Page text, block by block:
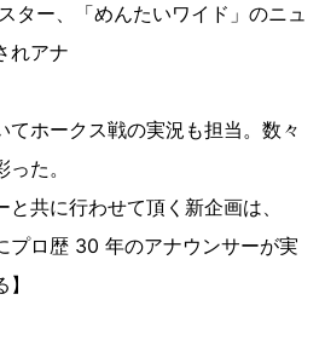
ター、「めんたいワイド」のニュ
れアナ
てホークス戦の実況も担当。数々
た。
共に行わせて頂く新企画は、
プロ歴 30 年のアナウンサーが実